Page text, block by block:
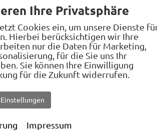
geregelt
Ihre Privatsphäre
Cookies ein, um unsere Dienste
Hierbei berücksichtigen wir Ihre
nur die Daten für Marketing,
für die Sie uns Ihr
Sie können Ihre Einwilligung
für die Zukunft widerrufen.
Einstellungen
Impressum